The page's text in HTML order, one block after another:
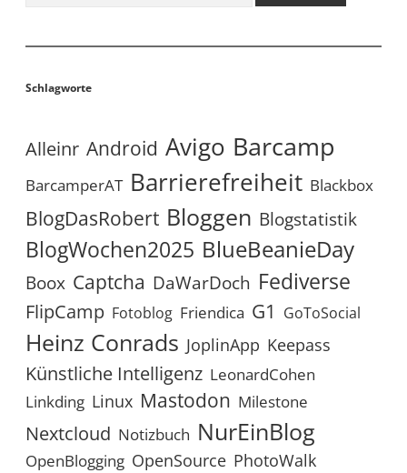
Schlagworte
Alleinr Android Avigo Barcamp
BarcamperAT Barrierefreiheit Blackbox
BlogDasRobert Bloggen Blogstatistik
BlogWochen2025 BlueBeanieDay
Boox Captcha DaWarDoch Fediverse
FlipCamp Fotoblog Friendica G1 GoToSocial
Heinz Conrads JoplinApp Keepass
Künstliche Intelligenz LeonardCohen
Linkding Linux Mastodon Milestone
Nextcloud Notizbuch NurEinBlog
OpenBlogging OpenSource PhotoWalk